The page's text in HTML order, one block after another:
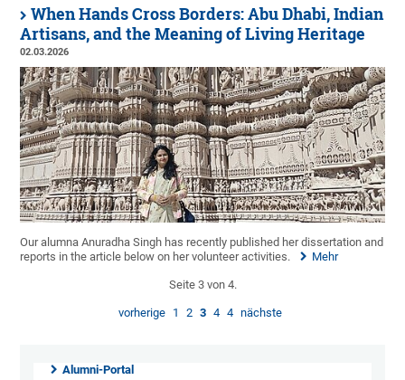
When Hands Cross Borders: Abu Dhabi, Indian
Artisans, and the Meaning of Living Heritage
02.03.2026
Our alumna Anuradha Singh has recently published her dissertation and
reports in the article below on her volunteer activities.
Mehr
Seite 3 von 4.
vorherige 1 2 3 4 4 nächste
Alumni-Portal